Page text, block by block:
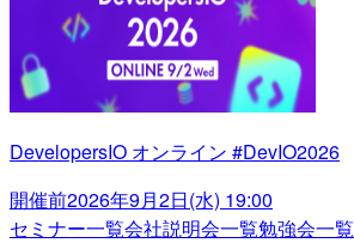
DevelopersIO オンライン #DevIO2026
開催前2026年9月2日(水) 19:00
セミナー一覧会社説明会一覧勉強会一覧